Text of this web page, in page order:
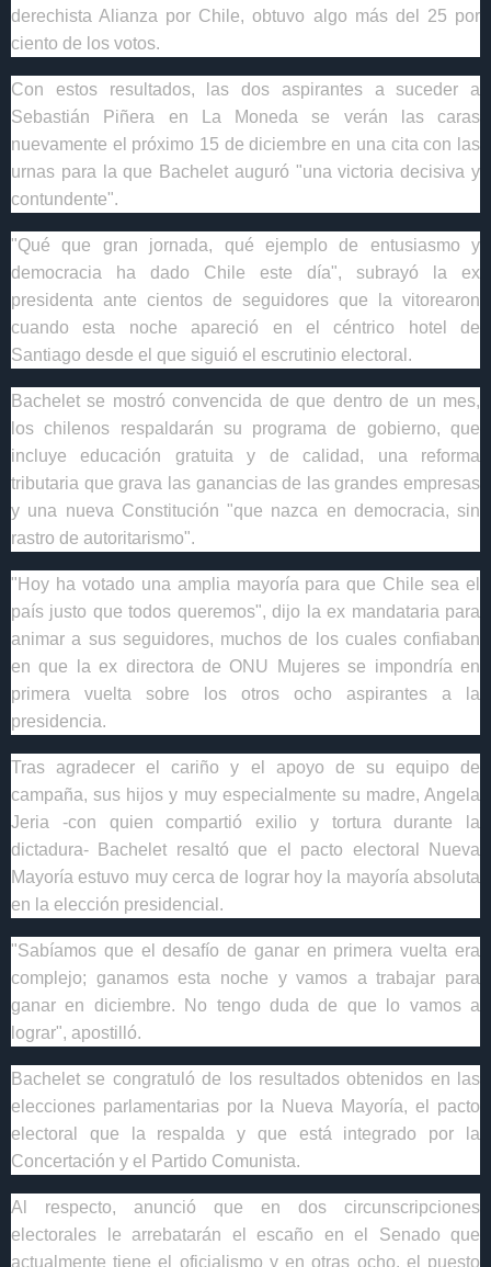
derechista Alianza por Chile, obtuvo algo más del 25 por
ciento de los votos.
Con estos resultados, las dos aspirantes a suceder a
Sebastián Piñera en La Moneda se verán las caras
nuevamente el próximo 15 de diciembre en una cita con las
urnas para la que Bachelet auguró "una victoria decisiva y
contundente".
"Qué que gran jornada, qué ejemplo de entusiasmo y
democracia ha dado Chile este día", subrayó la ex
presidenta ante cientos de seguidores que la vitorearon
cuando esta noche apareció en el céntrico hotel de
Santiago desde el que siguió el escrutinio electoral.
Bachelet se mostró convencida de que dentro de un mes,
los chilenos respaldarán su programa de gobierno, que
incluye educación gratuita y de calidad, una reforma
tributaria que grava las ganancias de las grandes empresas
y una nueva Constitución "que nazca en democracia, sin
rastro de autoritarismo".
"Hoy ha votado una amplia mayoría para que Chile sea el
país justo que todos queremos", dijo la ex mandataria para
animar a sus seguidores, muchos de los cuales confiaban
en que la ex directora de ONU Mujeres se impondría en
primera vuelta sobre los otros ocho aspirantes a la
presidencia.
Tras agradecer el cariño y el apoyo de su equipo de
campaña, sus hijos y muy especialmente su madre, Angela
Jeria -con quien compartió exilio y tortura durante la
dictadura- Bachelet resaltó que el pacto electoral Nueva
Mayoría estuvo muy cerca de lograr hoy la mayoría absoluta
en la elección presidencial.
"Sabíamos que el desafío de ganar en primera vuelta era
complejo; ganamos esta noche y vamos a trabajar para
ganar en diciembre. No tengo duda de que lo vamos a
lograr", apostilló.
Bachelet se congratuló de los resultados obtenidos en las
elecciones parlamentarias por la Nueva Mayoría, el pacto
electoral que la respalda y que está integrado por la
Concertación y el Partido Comunista.
Al respecto, anunció que en dos circunscripciones
electorales le arrebatarán el escaño en el Senado que
actualmente tiene el oficialismo y en otras ocho, el puesto